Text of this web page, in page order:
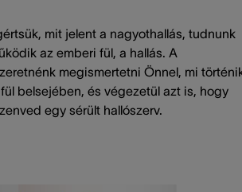
mit jelent a nagyothallás, tudnunk
az emberi fül, a hallás. A
megismertetni Önnel, mi
belsejében, és végezetül azt is, hogy
egy sérült hallószerv.